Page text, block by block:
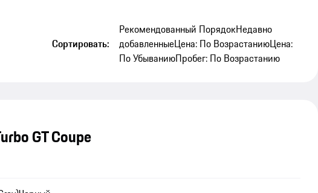
Сортировать:
Рекомендованный ПорядокНедавно
добавленныеЦена: По ВозрастаниюЦена:
По УбываниюПробег: По Возрастанию
GT Coupe